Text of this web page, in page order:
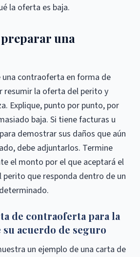
la oferta es baja.
una
contraoferta en forma de
resumir la oferta del perito y
Explique, punto por punto, por
baja. Si tiene facturas u
demostrar sus daños que aún
debe adjuntarlos. Termine
el monto por el que aceptará el
perito que responda dentro de un
de contraoferta para la
acuerdo de seguro
un ejemplo de una carta de